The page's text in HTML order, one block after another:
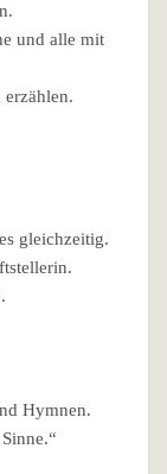
und alle mit
gleichzeitig.
Hymnen.